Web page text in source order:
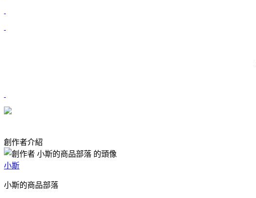
創作者介紹
小斯
小斯的商品部落